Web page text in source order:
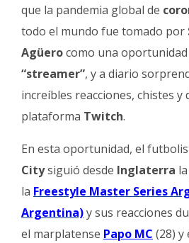
Cartelera
Fotos
de
Clasificados
que la pandemia global de
todo el mundo fue tomado por
Agüerocomo una
“streamer”, y a diario
increíbles reacciones, chistes y
plataforma Twitch.
En esta oportunidad, el
Citysiguió desde Inglaterra
la Freestyle Master Series
Argentina)y sus reacciones
el marplatense Papo MC (28) y